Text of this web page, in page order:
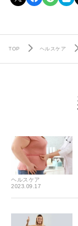
TOP ヘルスケア
ヘルスケア
2023.09.17